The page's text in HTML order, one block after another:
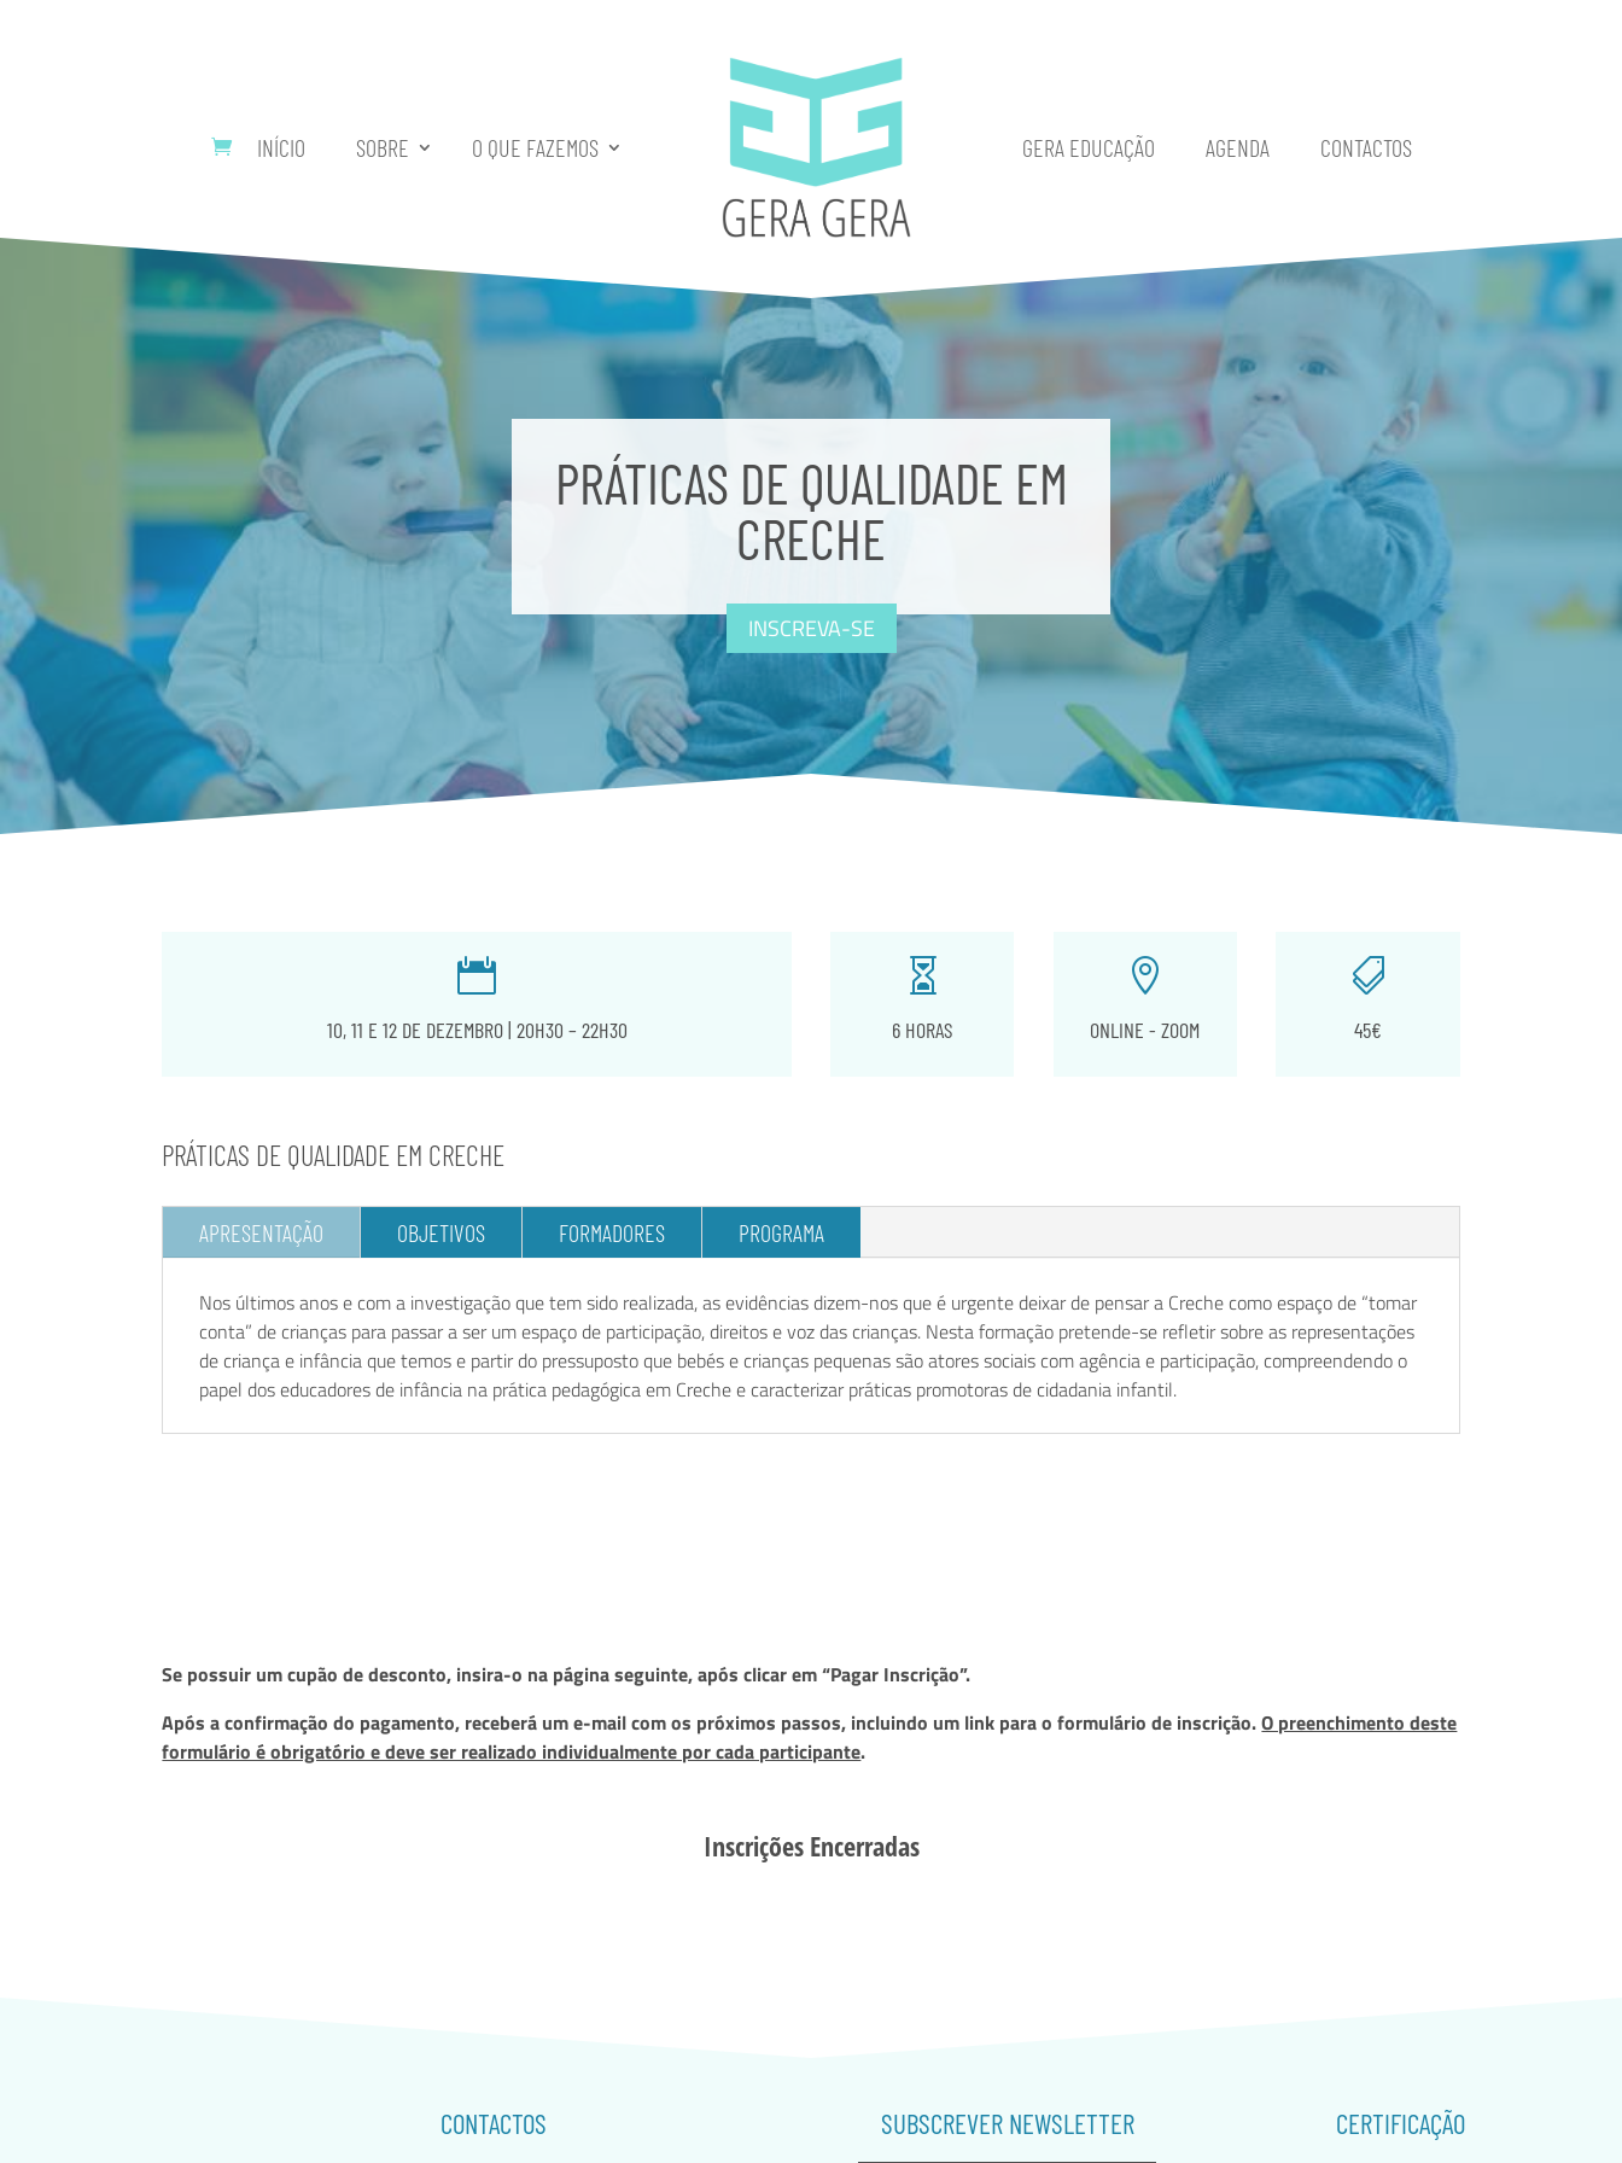
INÍCIO SOBRE O QUE FAZEMOS GERA EDUCAÇÃO AGENDA CONTACTOS
PRÁTICAS DE QUALIDADE EM
CRECHE
INSCREVA-SE

10, 11 E 12 DE DEZEMBRO | 20H30 – 22H30

6 HORAS

ONLINE - ZOOM

45€
PRÁTICAS DE QUALIDADE EM CRECHE
APRESENTAÇÃO OBJETIVOS FORMADORES PROGRAMA
Nos últimos anos e com a investigação que tem sido realizada, as evidências dizem-nos que é urgente deixar de pensar a Creche como espaço de “tomar
conta” de crianças para passar a ser um espaço de participação, direitos e voz das crianças. Nesta formação pretende-se refletir sobre as representações
de criança e infância que temos e partir do pressuposto que bebés e crianças pequenas são atores sociais com agência e participação, compreendendo o
papel dos educadores de infância na prática pedagógica em Creche e caracterizar práticas promotoras de cidadania infantil.
Se possuir um cupão de desconto, insira-o na página seguinte, após clicar em “Pagar Inscrição”.
Após a confirmação do pagamento, receberá um e-mail com os próximos passos, incluindo um link para o formulário de inscrição.O preenchimento deste
formulário é obrigatório e deve ser realizado individualmente por cada participante.
Inscrições Encerradas
CONTACTOS SUBSCREVER NEWSLETTER CERTIFICAÇÃO
Gera Educação
Formações
Atividades e Ateliers